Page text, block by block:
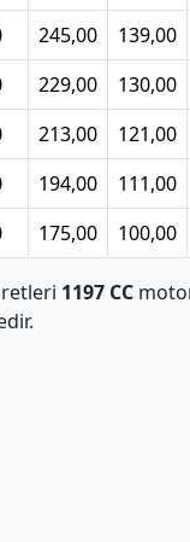
245,00 139,00
229,00 130,00
213,00 121,00
194,00 111,00
175,00 100,00
1197 CC